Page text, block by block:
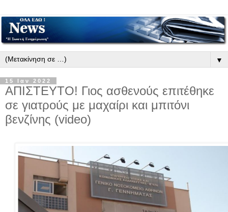
▼
15 Ιαν 2022
ΑΠΙΣΤΕΥΤΟ! Γιος ασθενούς επιτέθηκε
σε γιατρούς με μαχαίρι και μπιτόνι
βενζίνης (video)